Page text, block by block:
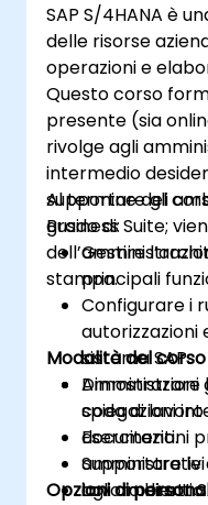
SAP S/4HANA è
delle risorse
operazioni e
Questo corso
presente (sia
rivolge agli
intermedio
supportare gli
Business Suite;
stampa.
Al termine del
grado di:
Gestire
principali
Configurare i
autorizzazioni
sistema SAP.
Amministrare
coda di lavoro
documenti.
Supportare
agli ambienti
Modalità del corso
Dimostrazioni
spiegazioni
Esercitazioni
amministrativi
Lavoro diretto
Opzioni di